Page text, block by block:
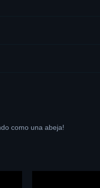
como una abeja!